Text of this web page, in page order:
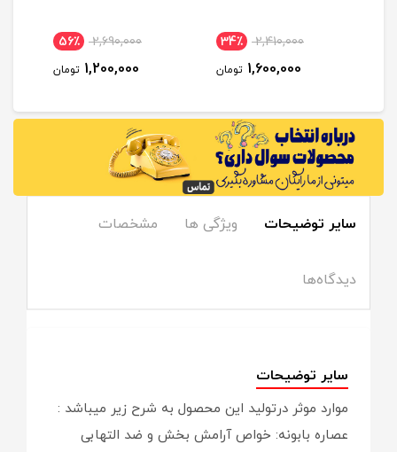
2,410,000 34٪
1,600,000 تومان
2,690,000 56٪
1,200,000 تومان
سایر توضیحات ویژگی ها مشخصات
دیدگاه‌ها
سایر توضیحات
موارد موثر درتولید این محصول به شرح زیر میباشد :
عصاره بابونه: خواص آرامش بخش و ضد التهابی